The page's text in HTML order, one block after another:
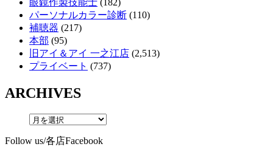
眼鏡作製技能士 (182)
パーソナルカラー診断 (110)
補聴器 (217)
本部 (95)
旧アイ＆アイ 一之江店 (2,513)
プライベート (737)
ARCHIVES
Follow us/各店Facebook